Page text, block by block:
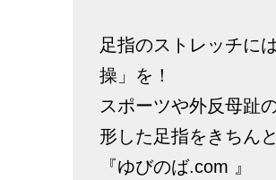
足指のストレッチに
操」を！
スポーツや外反母趾
形した足指をきちん
『ゆびのば.com 』